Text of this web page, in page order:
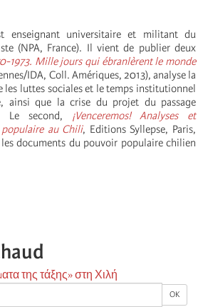
OK
enseignant universitaire et militant du
(NPA, France). Il vient de publier deux
1973. Mille jours qui ébranlèrent le monde
IDA, Coll. Amériques, 2013), analyse la
les luttes sociales et le temps institutionnel
ainsi que la crise du projet du passage
Le second, ¡Venceremos! Analyses et
au Chili, Editions Syllepse, Paris,
documents du pouvoir populaire chilien
της τάξης» στη Χιλή